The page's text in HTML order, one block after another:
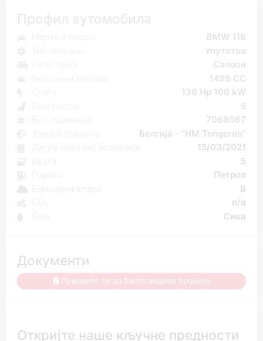
BMW 118
Упутство
Салоон
1499 CC
136 Hp 100 kW
5
7068067
Белгија - "HM Tongeren"
15/03/2021
5
Петрол
B
n/a
Сива
Документи
Пријавите се да бисте видели процену
Откријте наше кључне предности